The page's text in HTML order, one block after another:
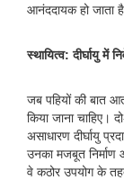
आनंददायक हो जाता
स्थायित्व: दीर्घायु में
जब पहियों की बात
किया जाना चाहिए।
असाधारण दीर्घायु
उनका मजबूत निर्माण
वे कठोर उपयोग के